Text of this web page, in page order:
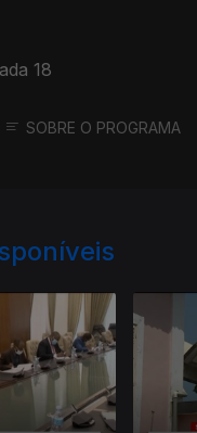
18
SOBRE O PROGRAMA